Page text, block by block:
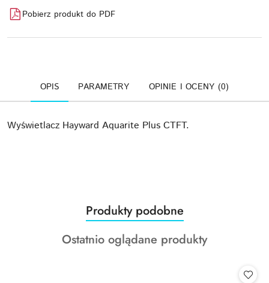
Pobierz produkt do PDF
OPIS PARAMETRY OPINIE I OCENY (0)
Wyświetlacz Hayward Aquarite Plus CTFT.
Pomiń karuzelę produktów
Produkty
o
statusie:
Produkty podobne
Produkty
Ostatnio oglądane produkty